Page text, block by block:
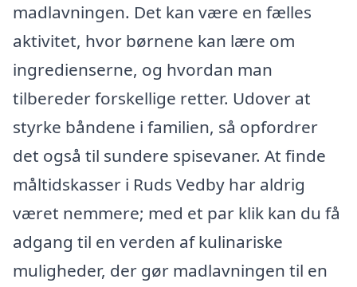
madlavningen. Det kan være en fælles
aktivitet, hvor børnene kan lære om
ingredienserne, og hvordan man
tilbereder forskellige retter. Udover at
styrke båndene i familien, så opfordrer
det også til sundere spisevaner. At finde
måltidskasser i Ruds Vedby har aldrig
været nemmere; med et par klik kan du få
adgang til en verden af kulinariske
muligheder, der gør madlavningen til en